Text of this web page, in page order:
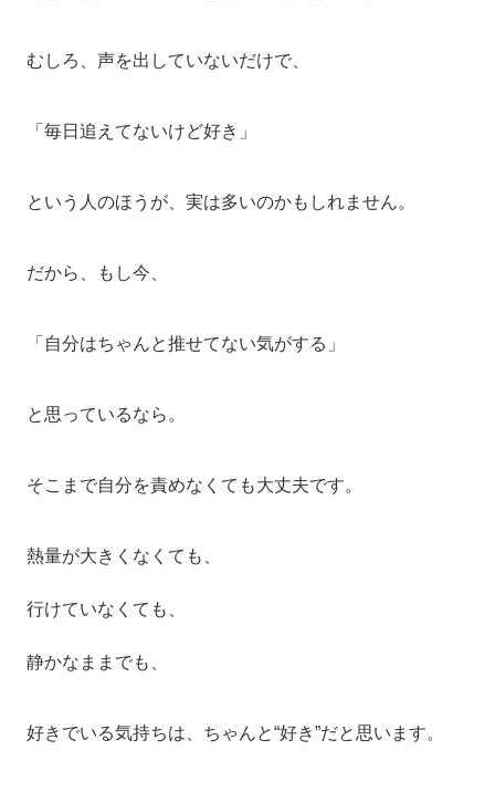
むしろ、声を出していないだけで、
「毎日追えてないけど好き」
という人のほうが、実は多いのかもしれません。
だから、もし今、
「自分はちゃんと推せてない気がする」
と思っているなら。
そこまで自分を責めなくても大丈夫です。
熱量が大きくなくても、
行けていなくても、
静かなままでも、
好きでいる気持ちは、ちゃんと“好き”だと思います。